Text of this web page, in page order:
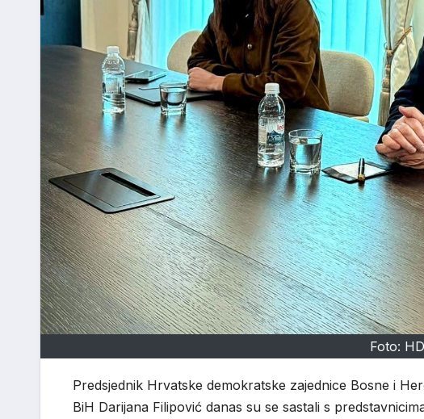
Foto:
Predsjednik Hrvatske demokratske zajednice Bosne i
BiH Darijana Filipović danas su se sastali s